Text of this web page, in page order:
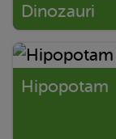
Dinozauri
Hipopotam